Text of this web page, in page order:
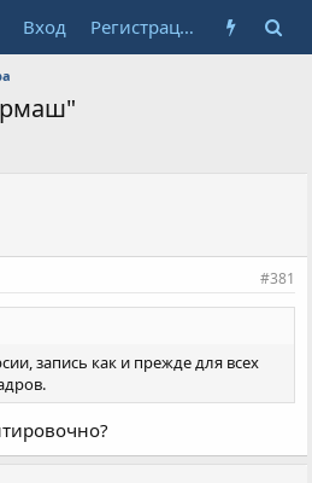
Вход Регистрация
#381
запись как и прежде для всех